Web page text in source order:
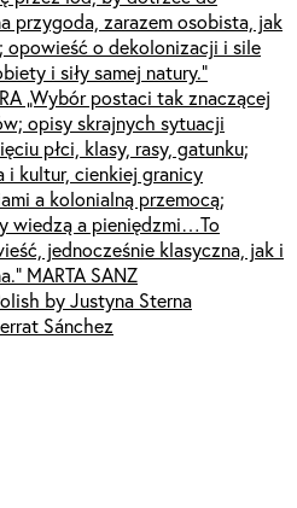
przygoda, zarazem osobista, jak
opowieść o dekolonizacji i sile
i siły samej natury.”
„Wybór postaci tak znaczącej
opisy skrajnych sytuacji
płci, klasy, rasy, gatunku;
i kultur, cienkiej granicy
a kolonialną przemocą;
wiedzą a pieniędzmi…To
jednocześnie klasyczna, jak i
MARTA SANZ
by Justyna Sterna
Sánchez